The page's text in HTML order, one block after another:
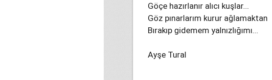
Göçe hazırlanır alıcı kuşlar...
Göz pınarlarım kurur ağlamaktan
Bırakıp gidemem yalnızlığımı...
Ayşe Tural